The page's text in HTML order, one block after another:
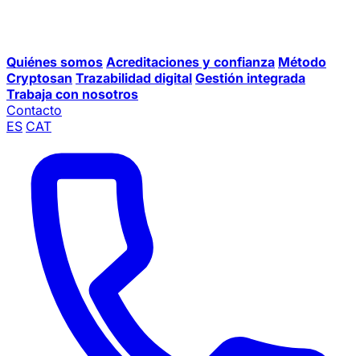
Quiénes somos Acreditaciones y confianza Método
Cryptosan Trazabilidad digital Gestión integrada
Trabaja con nosotros
Contacto
ES CAT